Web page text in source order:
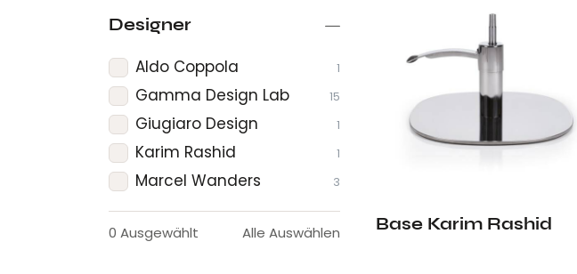
Base Karim Rashid
Designer
Aldo Coppola 1
Gamma Design Lab 15
Giugiaro Design 1
Karim Rashid 1
Marcel Wanders 3
0 Ausgewählt Alle Auswählen